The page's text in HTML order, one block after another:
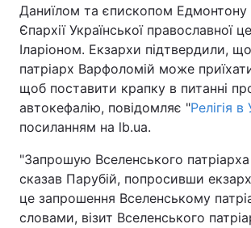
Економіка Світ
Спорт Наука
Техно і зв'язок Лайт
Зброя
Здоров'я Туризм
Цікавинки Погода
Даниїлом та єпископом Едмонтону
Єпархії Української православної
Іларіоном. Екзархи підтвердили,
патріарх Варфоломій може
щоб поставити крапку в питанні
автокефалію, повідомляє "Релігія в
посиланням на lb.ua.
"Запрошую Вселенського патріарха
сказав Парубій, попросивши
це запрошення Вселенському
словами, візит Вселенського